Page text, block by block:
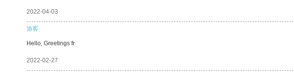
2022-04-03
游客
Hello, Greetings fr
2022-02-27